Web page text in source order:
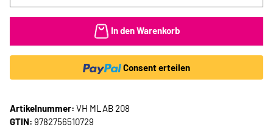
In den Warenkorb
Consent erteilen
Artikelnummer: VH MLAB 208
GTIN: 9782756510729